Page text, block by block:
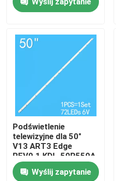
Dom
Produkty
O nas
Wycieczka po fabryce
Kontrola jakości
4D-LE3202-YC1P0Z1
Podświetlenie
telewizyjne dla 50"
V13 ART3 Edge
REV0.1 KDL-50R550A
6922L-0083A
6916L1291A
Wyślij zapytanie